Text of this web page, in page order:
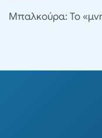
Μπαλκούρα: Το